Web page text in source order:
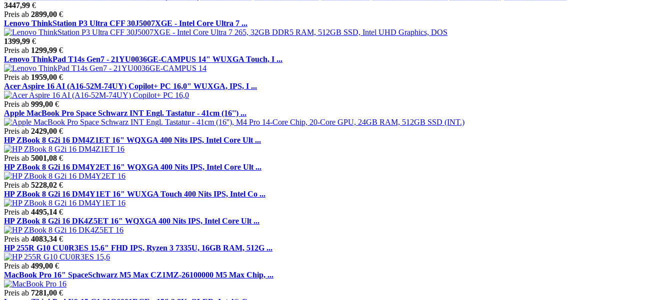
3447,99 €
Preis ab 2899,00 €
Lenovo ThinkStation P3 Ultra CFF 30J5007XGE - Intel Core Ultra 7 ...
1399,99 €
Preis ab 1299,99 €
Lenovo ThinkPad T14s Gen7 - 21YU0036GE-CAMPUS 14" WUXGA Touch, I ...
Preis ab 1959,00 €
Acer Aspire 16 AI (A16-52M-74UY) Copilot+ PC 16,0" WUXGA, IPS, I ...
Preis ab 999,00 €
Apple MacBook Pro Space Schwarz INT Engl. Tastatur - 41cm (16'') ...
Preis ab 2429,00 €
HP ZBook 8 G2i 16 DM4Z1ET 16" WQXGA 400 Nits IPS, Intel Core Ult ...
Preis ab 5001,08 €
HP ZBook 8 G2i 16 DM4Y2ET 16" WQXGA 400 Nits IPS, Intel Core Ult ...
Preis ab 5228,02 €
HP ZBook 8 G2i 16 DM4Y1ET 16" WUXGA Touch 400 Nits IPS, Intel Co ...
Preis ab 4495,14 €
HP ZBook 8 G2i 16 DK4Z5ET 16" WQXGA 400 Nits IPS, Intel Core Ult ...
Preis ab 4083,34 €
HP 255R G10 CU0R3ES 15,6" FHD IPS, Ryzen 3 7335U, 16GB RAM, 512G ...
Preis ab 499,00 €
MacBook Pro 16" SpaceSchwarz M5 Max CZ1MZ-26100000 M5 Max Chip, ...
Preis ab 7281,00 €